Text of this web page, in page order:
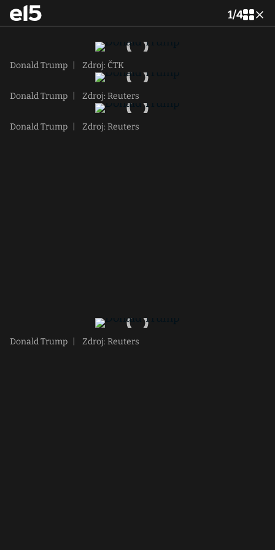
1/4
Donald Trump Zdroj: ČTK
Donald Trump Zdroj: Reuters
Donald Trump Zdroj: Reuters
Donald Trump Zdroj: Reuters